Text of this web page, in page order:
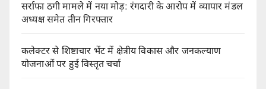
सर्राफा ठगी मामले में नया मोड़: रंगदारी के आरोप में व्यापार मंडल
अध्यक्ष समेत तीन गिरफ्तार
कलेक्टर से शिष्टाचार भेंट में क्षेत्रीय विकास और जनकल्याण
योजनाओं पर हुई विस्तृत चर्चा